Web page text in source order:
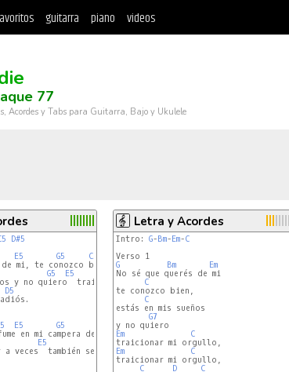
guitarra piano videos
77
Acordes y Tabs para Guitarra, Bajo y Ukulele
D#5
E5 G5
C5
de mi, te conozco bien,
G5 E5 C5 E5
y no quiero  traicionar mi orgullo, traicionar mi orgullo
D5
E5 G5
E5
D5
a veces  también se vuelve odio.
Letra y Acordes
Intro: G-Bm-Em-C
G
Bm
Em
No sé que querés de mi
C
te conozco bien,
C
estás en mis sueños
G7
Em
C
Em
C
traicionar mi orgullo,
C
D
C